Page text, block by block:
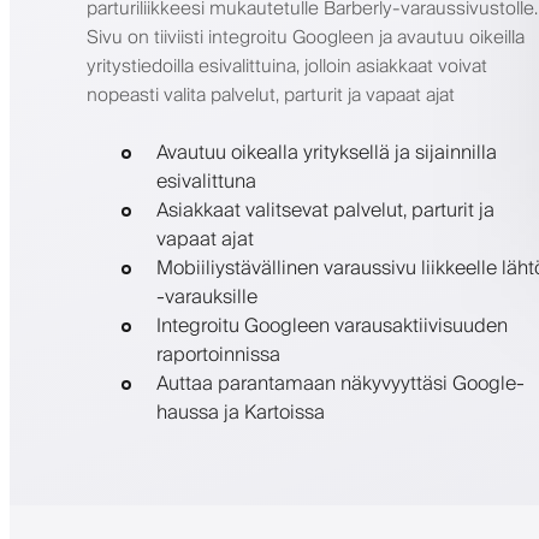
parturiliikkeesi mukautetulle Barberly-varaussivustolle.
Sivu on tiiviisti integroitu Googleen ja avautuu oikeilla
yritystiedoilla esivalittuina, jolloin asiakkaat voivat
nopeasti valita palvelut, parturit ja vapaat ajat
Avautuu oikealla yrityksellä ja sijainnilla
esivalittuna
Asiakkaat valitsevat palvelut, parturit ja
vapaat ajat
Mobiiliystävällinen varaussivu liikkeelle
-varauksille
Integroitu Googleen varausaktiivisuuden
raportoinnissa
Auttaa parantamaan näkyvyyttäsi Google-
haussa ja Kartoissa